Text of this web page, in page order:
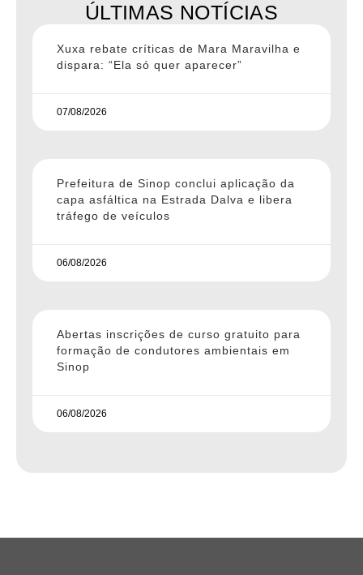
ÚLTIMAS NOTÍCIAS
Xuxa rebate críticas de Mara Maravilha e
dispara: “Ela só quer aparecer”
07/08/2026
Prefeitura de Sinop conclui aplicação da
capa asfáltica na Estrada Dalva e libera
tráfego de veículos
06/08/2026
Abertas inscrições de curso gratuito para
formação de condutores ambientais em
Sinop
06/08/2026